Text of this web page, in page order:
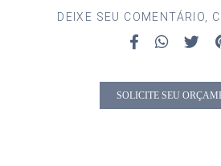
DEIXE SEU COMENTÁRIO,
SOLICITE SEU